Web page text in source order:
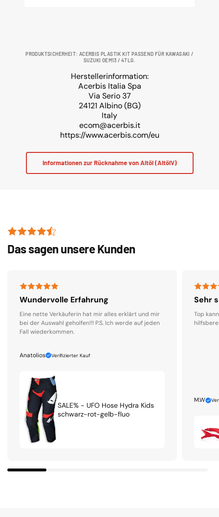
PRODUKTSICHERHEIT: ACERBIS PLASTIK KIT PASSEND FÜR KAWASAKI /
SUZUKI OEM13 / 4TLG.
Herstellerinformation:
Acerbis Italia Spa
Via Serio 37
24121 Albino (BG)
Italy
ecom@acerbis.it
https://www.acerbis.com/eu
Informationen zur Rücknahme von Altöl (AltölV)
Das sagen unsere Kunden
Wundervolle Erfahrung
Eine nette Verkäuferin hat mir alles erklärt und mir
bei der Auswahl geholfen!!! P.S. Ich werde auf jeden
Fall wiederkommen.
Anatolios Verifizierter Kauf
SALE% - UFO Hose Hydra Kids
schwarz-rot-gelb-fluo
Sehr
Top
M.W